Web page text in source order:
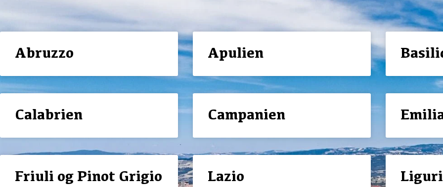
Abruzzo Apulien
Calabrien Campanien
Friuli og Pinot Grigio Lazio